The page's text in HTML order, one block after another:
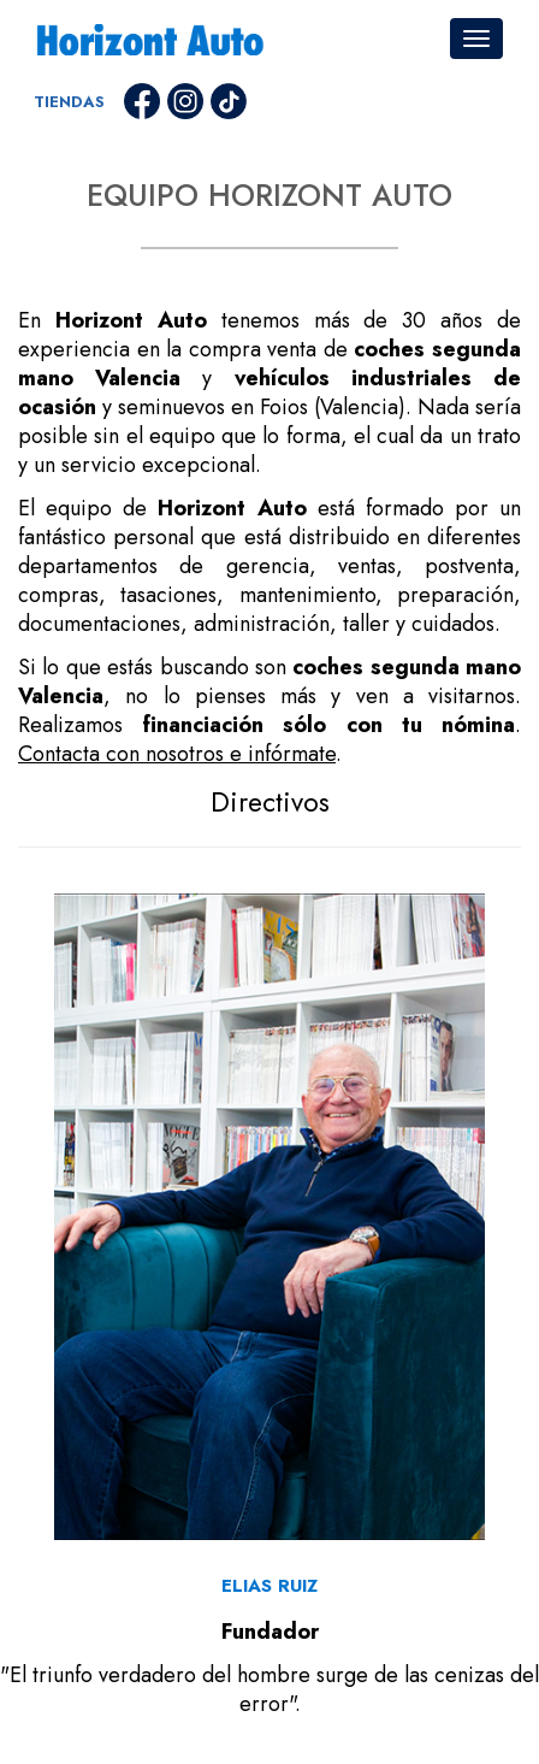
TIENDAS
EQUIPO HORIZONT AUTO
En Horizont Autotenemos más de 30 años de
experiencia en la compra venta de coches segunda
mano Valencia y vehículos industriales de
ocasión y seminuevos en Foios (Valencia). Nada sería
posible sin el equipo que lo forma, el cual da un trato
y un servicio excepcional.
El equipo de Horizont Autoestá formado por un
fantástico personal que está distribuido en diferentes
departamentos de gerencia, ventas, postventa,
compras, tasaciones, mantenimiento, preparación,
documentaciones, administración, taller y cuidados.
Si lo que estás buscando son coches segunda mano
Valencia, no lo pienses más y ven a visitarnos.
Realizamos financiación sólo con tu nómina.
Contacta con nosotros e infórmate.
Directivos
ELIAS RUIZ
Fundador
"El triunfo verdadero del hombre surge de las cenizas del
error".